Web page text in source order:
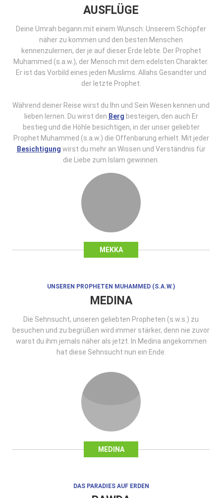
MEKKA
AUSFLÜGE
Deine Umrah begann mit einem Wunsch: Unserem Schöpfer
näher zu kommen und den besten Menschen
kennenzulernen, der je auf dieser Erde lebte. Der Prophet
Muhammed (s.a.w.), der Mensch mit dem edelsten Charakter.
Er ist das Vorbild eines jeden Muslims. Allahs Gesandter und
der letzte Prophet.
Während deiner Reise wirst du Ihn und Sein Wesen kennen und
lieben lernen. Du wirst den Berg besteigen, den auch Er
bestieg und die Höhle besichtigen, in der unser geliebter
Prophet Muhammed (s.a.w.) die Offenbarung erhielt. Mit jeder
Besichtigung wirst du mehr an Wissen und Verständnis für
die Liebe zum Islam gewinnen.
MEDINA
UNSEREN PROPHETEN MUHAMMED (S.A.W.)
MEDINA
Die Sehnsucht, unseren geliebten Propheten (s.w.s.) zu
besuchen und zu begrüßen wird immer stärker, denn nie zuvor
warst du ihm jemals näher als jetzt. In Medina angekommen
hat diese Sehnsucht nun ein Ende.
DAS PARADIES AUF ERDEN